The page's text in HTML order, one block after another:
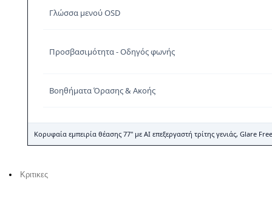
Γλώσσα μενού OSD
Προσβασιμότητα - Οδηγός φωνής
Βοηθήματα Όρασης & Ακοής
Κορυφαία εμπειρία θέασης 77" με AI επεξεργαστή τρίτης γενιάς, Glare
Κριτικες